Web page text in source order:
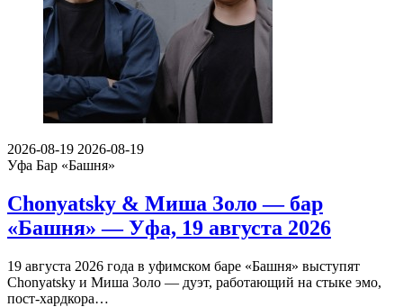
2026-08-19 2026-08-19
Уфа Бар «Башня»
Chonyatsky & Миша Золо — бар
«Башня» — Уфа, 19 августа 2026
19 августа 2026 года в уфимском баре «Башня» выступят
Chonyatsky и Миша Золо — дуэт, работающий на стыке эмо,
пост-хардкора…